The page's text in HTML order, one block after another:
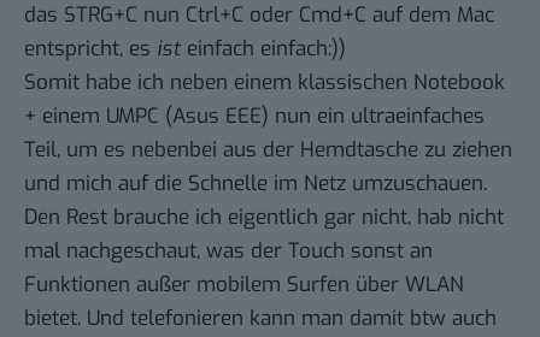
das STRG+C nun Ctrl+C oder Cmd+C auf dem Mac
entspricht, es ist einfach einfach:))
Somit habe ich neben einem klassischen Notebook
+ einem UMPC (Asus EEE) nun ein ultraeinfaches
Teil, um es nebenbei aus der Hemdtasche zu ziehen
und mich auf die Schnelle im Netz umzuschauen.
Den Rest brauche ich eigentlich gar nicht, hab nicht
mal nachgeschaut, was der Touch sonst an
Funktionen außer mobilem Surfen über WLAN
bietet. Und telefonieren kann man damit btw auch